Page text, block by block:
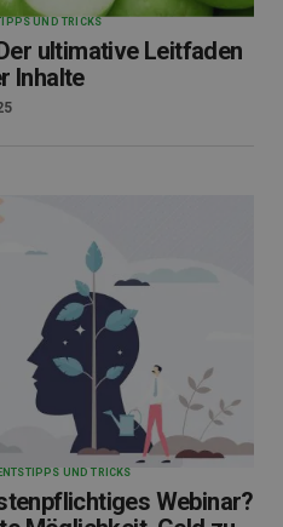
UND TRICKS
ultimative Leitfaden
Inhalte
TIPPS UND TRICKS
Webinar?